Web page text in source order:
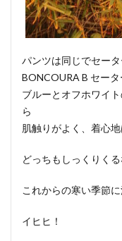
パンツは同じでセー
BONCOURA B セー
ブルーとオフホワイ
ら
肌触りがよく、着心地
どっちもしっくりくる
これからの寒い季節
イヒヒ！